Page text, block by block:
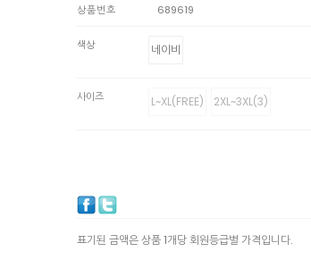
상품번호
689619
색상 네이비
사이즈 L~XL(FREE) 2XL~3XL(3)
표기된 금액은 상품 1개당 회원등급별 가격입니다.